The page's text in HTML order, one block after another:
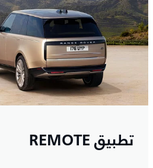
تطبيق REMOTE